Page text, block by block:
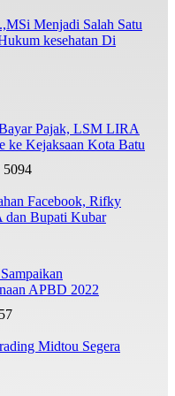
Menjadi Salah Satu
kesehatan Di
Pajak, LSM LIRA
ke Kejaksaan Kota Batu
5094
Facebook, Rifky
dan Bupati Kubar
APBD 2022
Midtou Segera